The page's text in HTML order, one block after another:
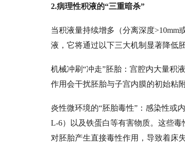
2.病理性积液的“三重暗杀”
当积液量持续增多（分离深度>10mm
液，它将通过以下三大机制显著降低
机械冲刷“冲走”胚胎：宫腔内大量积
作用会干扰胚胎与子宫内膜的初始粘
炎性微环境的“胚胎毒性”：感染性或
L-6）以及铁蛋白等有害物质。这些
对胚胎产生直接毒性作用，导致着床